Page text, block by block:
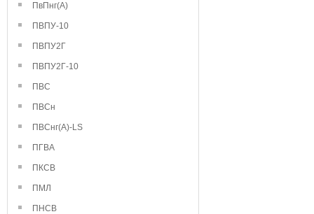
ПвПнг(А)
ПВПУ-10
ПВПУ2Г
ПВПУ2Г-10
ПВС
ПВСн
ПВСнг(А)-LS
ПГВА
ПКСВ
ПМЛ
ПНСВ